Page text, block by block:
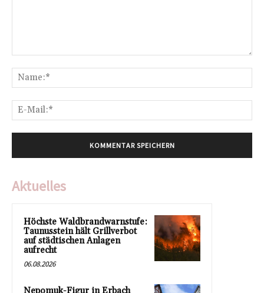
Aktuelles
Höchste Waldbrandwarnstufe:
Taunusstein hält Grillverbot
auf städtischen Anlagen
aufrecht
06.08.2026